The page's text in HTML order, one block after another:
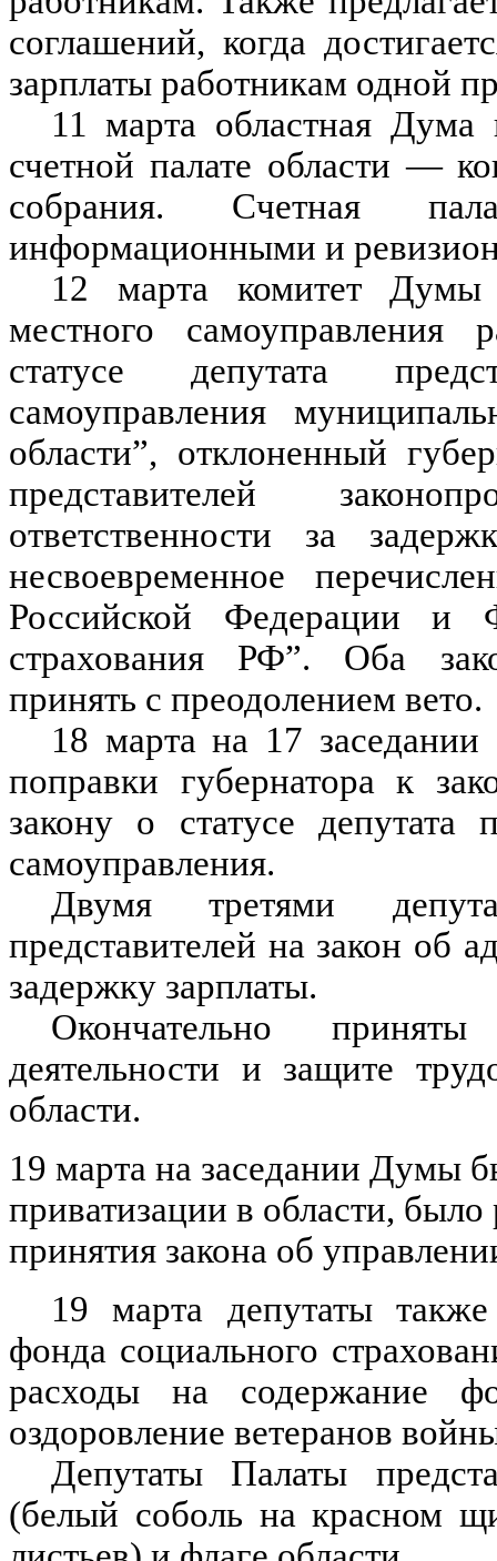
соглашений, когда
зарплаты работникам одной
11 марта областная
счетной палате области —
собрания. Счетная
информационными и
12 марта комитет Думы
местного самоуправления
статусе депутата
самоуправления
области”, отклоненный
представителей
ответственности за
несвоевременное
Российской Федерации и
страхования РФ”. Оба
принять с преодолением вето.
18 марта на 17
поправки губернатора к
закону о статусе депутата
самоуправления.
Двумя третями
представителей на закон об
задержку зарплаты.
Окончательно
деятельности и защите
области.
19 марта на заседании Думы
приватизации в области,
принятия закона об
19 марта депутаты
фонда социального
расходы на содержание
оздоровление ветеранов
Депутаты Палаты
(белый соболь на красном